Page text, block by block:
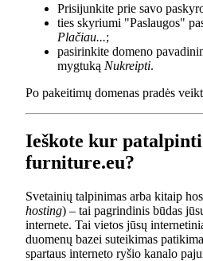
Prisijunkite prie savo
ties skyriumi "Paslaugos"
Plačiau...;
pasirinkite domeno
mygtuką Nukreipti.
Po pakeitimų domenas pradės
Ieškote kur
furniture.eu?
Svetainių talpinimas arba kitaip
hosting) – tai pagrindinis būdas
internete. Tai vietos jūsų
duomenų bazei suteikimas
spartaus interneto ryšio kanalo